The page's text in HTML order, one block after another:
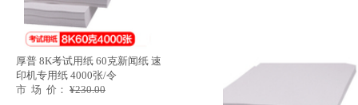
厚普 8K考试用纸 60克新闻纸 速
印机专用纸 4000张/令
市 场 价： ¥230.00